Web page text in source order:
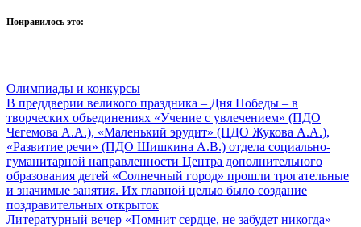
Понравилось это:
Олимпиады и конкурсы
Навигация
по
записям
В преддверии великого праздника – Дня Победы – в
творческих объединениях «Учение с увлечением» (ПДО
Чегемова А.А.), «Маленький эрудит» (ПДО Жукова А.А.),
«Развитие речи» (ПДО Шишкина А.В.) отдела социально-
гуманитарной направленности Центра дополнительного
образования детей «Солнечный город» прошли трогательные
и значимые занятия. Их главной целью было создание
поздравительных открыток
Литературный вечер «Помнит сердце, не забудет никогда»